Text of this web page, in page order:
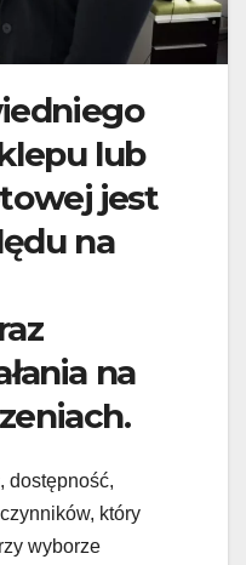
lub
jest
na
na
dostępność,
który
wyborze